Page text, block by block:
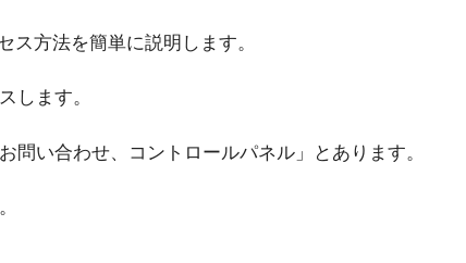
ス方法を簡単に説明します。
します。
問い合わせ、コントロールパネル」とあります。